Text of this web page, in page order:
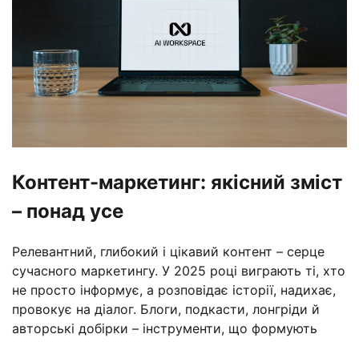
Контент-маркетинг: якісний зміст
– понад усе
Релевантний, глибокий і цікавий контент – серце
сучасного маркетингу. У 2025 році виграють ті, хто
не просто інформує, а розповідає історії, надихає,
провокує на діалог. Блоги, подкасти, лонгріди й
авторські добірки – інструменти, що формують